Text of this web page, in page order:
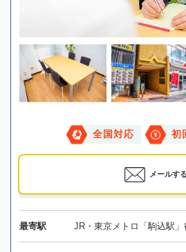
全国対応 初
メールする
最寄駅 JR・東京メトロ「駒込駅」